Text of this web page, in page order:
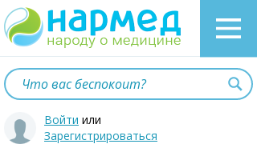
Войти или
Зарегистрироваться